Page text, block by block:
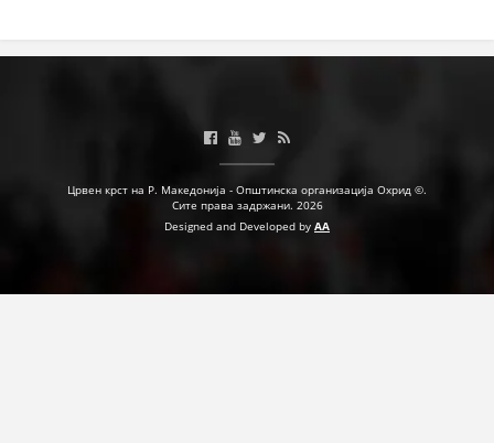
Црвен крст на Р. Македонија - Општинска организација Охрид ©.
Сите права задржани. 2026
Designed and Developed by AA